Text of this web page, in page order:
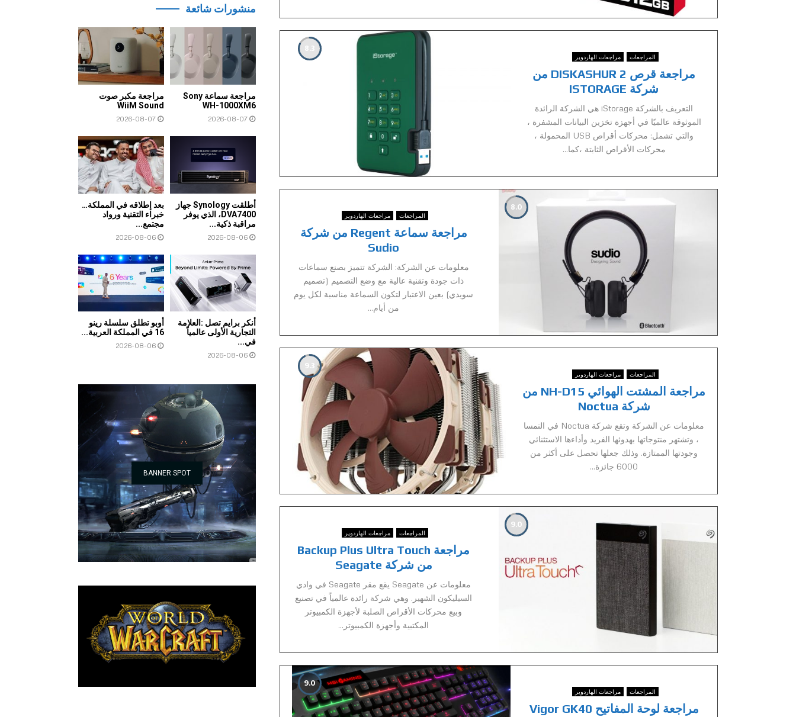
8.3
المراجعات مراجعات الهاردوير
مراجعة قرص DISKASHUR 2 من
شركة ISTORAGE
التعريف بالشركة iStorage هي الشركة الرائدة
الموثوقة عالميًا في أجهزة تخزين البيانات المشفرة ،
والتي تشمل: محركات أقراص USB المحمولة ،
محركات الأقراص الثابتة ،كما...
8.0
المراجعات مراجعات الهاردوير
مراجعة سماعة Regent من شركة
Sudio
معلومات عن الشركة: الشركة تتمیز بصنع سماعات
ذات جودة وتقنیة عالیة مع وضع التصمیم (تصمیم
سویدي) بعین الاعتبار لتكون السماعة مناسبة لكل یوم
من أیام...
9.3
المراجعات مراجعات الهاردوير
مراجعة المشتت الهوائي NH-D15 من
شركة Noctua
معلومات عن الشركة وتقع شركة Noctua في النمسا
، وتشتهر منتوجاتها بهدوئها الفريد وأداءها الاستثنائي
وجودتها الممتازة. وذلك جعلها تحصل على أكثر من
6000 جائزة...
9.0
المراجعات مراجعات الهاردوير
مراجعة Backup Plus Ultra Touch
من شركة Seagate
معلومات عن Seagate يقع مقر Seagate في وادي
السيليكون الشهير. وهي شركة رائدة عالمياً في تصنيع
وبيع محركات الأقراص الصلبة لأجهزة الكمبيوتر
المكتبية وأجهزة الكمبيوتر...
9.0
المراجعات مراجعات الهاردوير
مراجعة لوحة المفاتيح Vigor GK40
منشورات شائعة
مراجعة سماعة Sony
WH-1000XM6
2026-08-07
مراجعة مكبر صوت
WiiM Sound
2026-08-07
أطلقت Synology جهاز
DVA7400، الذي يوفر
مراقبة ذكية...
2026-08-06
بعد إطلاقه في المملكة…
خبراء التقنية ورواد
مجتمع...
2026-08-06
أنكر برايم تصل :العلامة
التجارية الأولى عالمياً
في...
2026-08-06
أوبو تطلق سلسلة رينو
16 في المملكة العربية...
2026-08-06
BANNER SPOT